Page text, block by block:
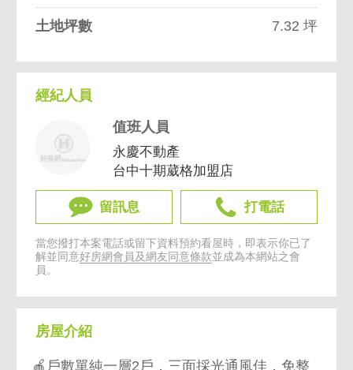
土地坪數 7.32 坪
經紀人員
值班人員
永慶不動產
台中十期葳格加盟店
留訊息 打電話
當您撥打本案電話或留下資料預約看屋時，即表示你已了
解並同意好房網會員及網友同意條款並成為本網站之會
員。
房屋介紹
🍎戶數單純一層2戶，三面採光通風佳，免整